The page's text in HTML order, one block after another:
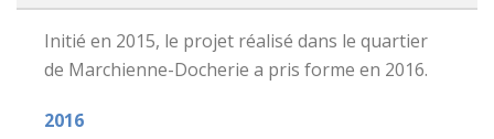
Initié en 2015, le projet réalisé dans le quartier
de Marchienne-Docherie a pris forme en 2016.
2016